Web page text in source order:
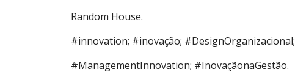
Random House.
#innovation; #inovação; #DesignOrganizacional;
#ManagementInnovation; #InovaçãonaGestão.